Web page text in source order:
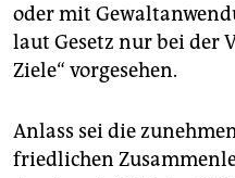
oder mit
laut Gesetz nur bei der
Ziele“ vorgesehen.
Anlass sei die
friedlichen